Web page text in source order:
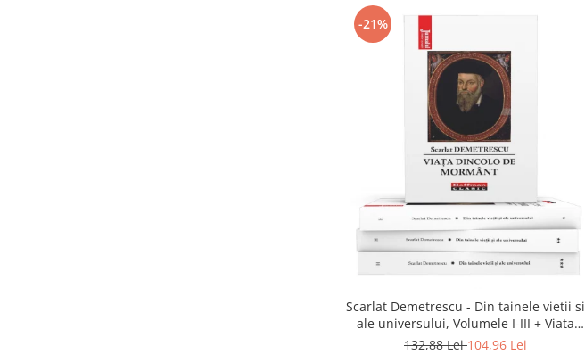
-21%
Scarlat Demetrescu - Din tainele vietii si
ale universului, Volumele I-III + Viata
dincolo de mormant
132,88 Lei104,96 Lei